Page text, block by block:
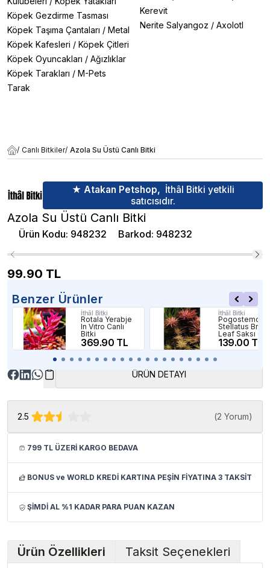
Köpek Gezdirme Tasması
Köpek Taşıma Çantaları / Metal
Köpek Kafesleri / Köpek Çitleri
Köpek Oyuncakları / Ağızlıklar
Köpek Tarakları / M-Pets
Tarak
Kerevit
Nerite Salyangoz / Axolotl
/ Canlı Bitkiler/ Azola Su Üstü Canlı Bitki
★ Atakan Petshop, İthâl Bitki yetkili
satıcısıdır.
Azola Su Üstü Canlı Bitki
Ürün Kodu: 948232 Barkod: 948232
99.90 TL
Benzer Ürünler
İthâl Bitki
Rotala Yerabje
In Vıtro Canlı
Bitki
369.90 TL
İthâl Bitki
Pogostemon
Stellatus
Leaf Saksı
Bitki
139.00 TL
ÜRÜN DETAYI
2.5 (2 Yorum)
799 TL ÜZERİ KARGO BEDAVA
BONUS ve WORLD KREDİ KARTINA PEŞİN FİYATINA 3 TAKSİT
ŞİMDİ AL %1 KADAR PARA PUAN KAZAN
Ürün Özellikleri Taksit Seçenekleri